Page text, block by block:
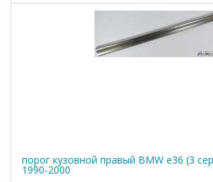
порог кузовной правый BMW е36 (3
1990-2000